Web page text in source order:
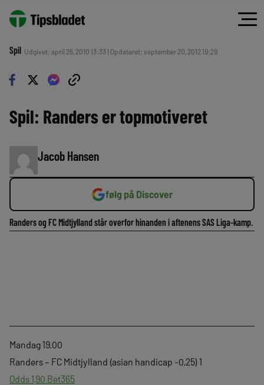
Spil Udgivet: april 26, 2010 13:33 | Opdateret: september 20, 2012 19:29
Spil: Randers er topmotiveret
Jacob Hansen
følg på Discover
Randers og FC Midtjylland står overfor hinanden i aftenens SAS Liga-kamp.
Mandag 19.00
Randers – FC Midtjylland (asian handicap -0,25) 1
Odds 1,90 Bet365